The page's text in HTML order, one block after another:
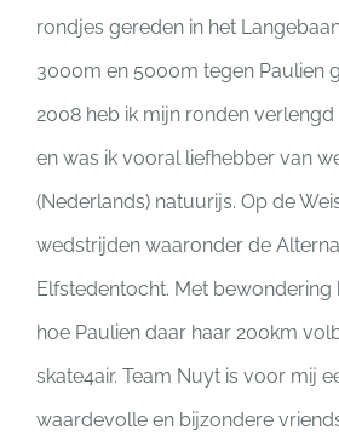
rondjes gereden in het
3000m en 5000m tegen Paulien
2008 heb ik mijn ronden
en was ik vooral liefhebber van
(Nederlands) natuurijs. Op de
wedstrijden waaronder de
Elfstedentocht. Met bewondering
hoe Paulien daar haar 200km
skate4air. Team Nuyt is voor mij
waardevolle en bijzondere